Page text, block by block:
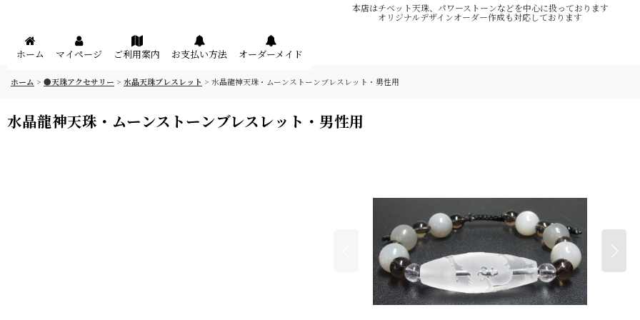
本店はチベット天珠、パワーストーンなどを中心に扱っております
オリジナルデザインオーダー作成も対応しております
メニュー
ホーム マイページ ご利用案内 お支払い方法 オーダーメイド
ホーム > ●天珠アクセサリー > 水晶天珠ブレスレット > 水晶龍神天珠・ムーンストーンブレスレット・男性用
水晶龍神天珠・ムーンストーンブレスレット・男性用